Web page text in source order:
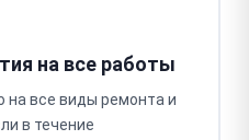
на все работы
на все виды ремонта и
в течение